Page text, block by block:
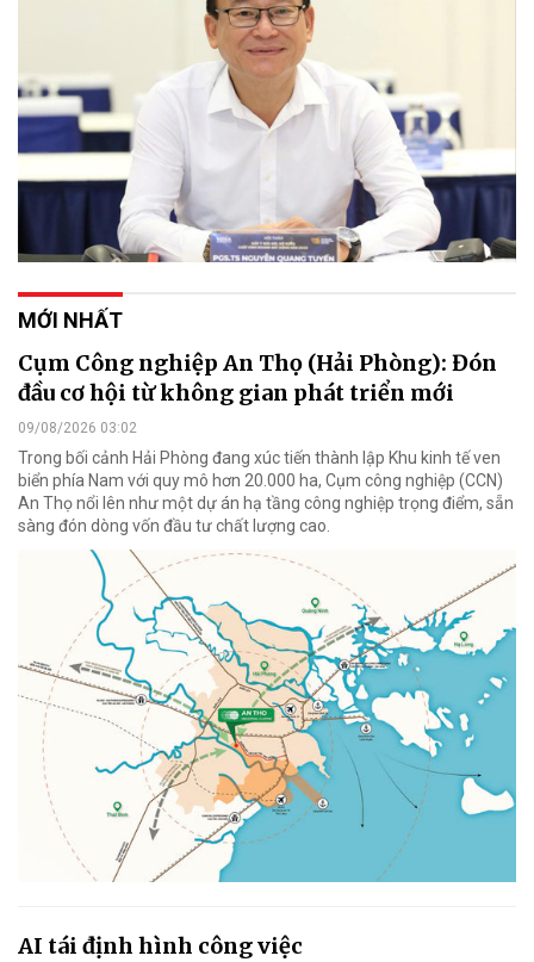
MỚI NHẤT
Cụm Công nghiệp An Thọ (Hải Phòng): Đón
đầu cơ hội từ không gian phát triển mới
09/08/2026 03:02
Trong bối cảnh Hải Phòng đang xúc tiến thành lập Khu kinh tế ven
biển phía Nam với quy mô hơn 20.000 ha, Cụm công nghiệp (CCN)
An Thọ nổi lên như một dự án hạ tầng công nghiệp trọng điểm, sẵn
sàng đón dòng vốn đầu tư chất lượng cao.
AI tái định hình công việc